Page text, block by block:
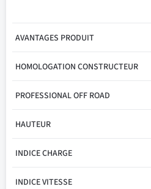
AVANTAGES PRODUIT
HOMOLOGATION CONSTRUCTEUR
PROFESSIONAL OFF ROAD
HAUTEUR
INDICE CHARGE
INDICE VITESSE